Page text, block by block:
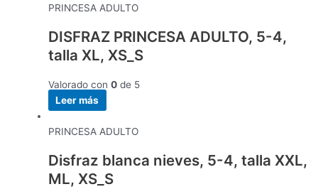
PRINCESA ADULTO
DISFRAZ PRINCESA ADULTO, 5-4,
talla XL, XS_S
Valorado con 0 de 5
Leer más
PRINCESA ADULTO
Disfraz blanca nieves, 5-4, talla XXL,
ML, XS_S